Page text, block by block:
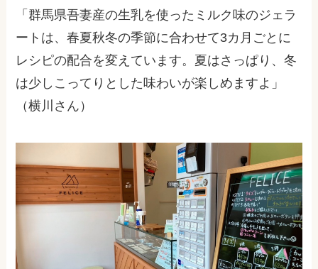
「群馬県吾妻産の生乳を使ったミルク味のジェラ
ートは、春夏秋冬の季節に合わせて3カ月ごとに
レシピの配合を変えています。夏はさっぱり、冬
は少しこってりとした味わいが楽しめますよ」
（横川さん）